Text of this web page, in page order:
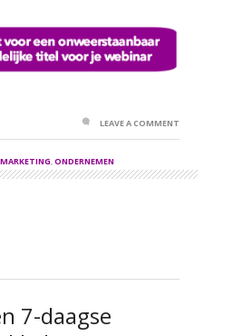
MARKETING,ONDERNEMEN
LEAVE A COMMENT
7-daagse